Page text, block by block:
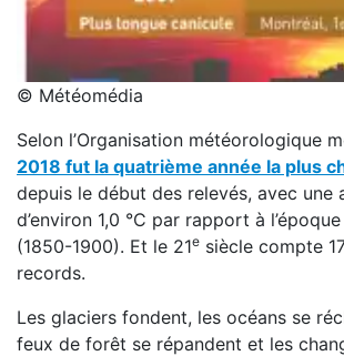
© Météomédia
Selon l’Organisation météorologique
2018 fut la quatrième année la plus
depuis le début des relevés, avec une
d’environ 1,0 °C par rapport à
(1850-1900). Et le 21e siècle compte
records.
Les glaciers fondent, les océans se
feux de forêt se répandent et les